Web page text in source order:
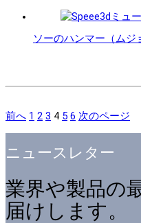
ソーのハンマー（ムジ
前へ 1 2 3 4 5 6 次のページ
ニュースレター
業界や製品の
届けします。